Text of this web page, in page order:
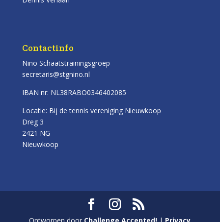
Contactinfo
Nino Schaatstrainingsgroep
secretaris@stgnino.nl
IBAN nr: NL38RABO0346402085
Locatie: Bij de tennis vereniging Nieuwkoop
Dreg 3
2421 NG
Nieuwkoop